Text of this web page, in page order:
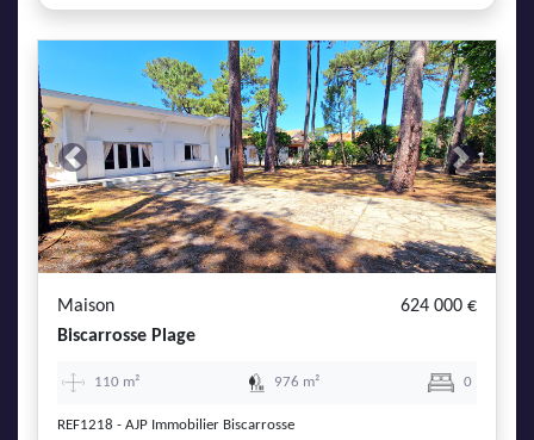
Previous Next
Maison
624 000 €
Biscarrosse Plage
110 m² 976 m² 0
REF1218 - AJP Immobilier Biscarrosse